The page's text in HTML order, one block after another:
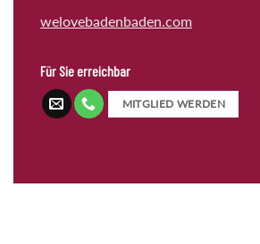
welovebadenbaden.com
Für Sie erreichbar
MITGLIED WERDEN